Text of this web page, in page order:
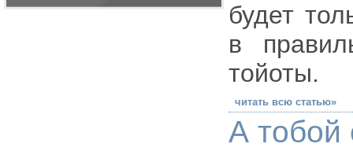
будет
в
тойоты.
читать всю статью»
А тобой